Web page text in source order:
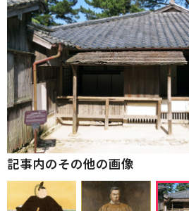
記事内のその他の画像